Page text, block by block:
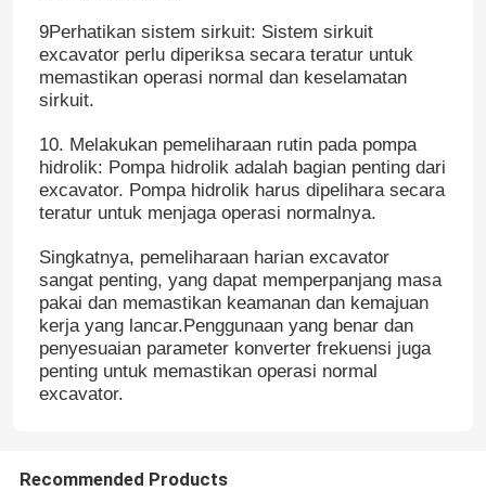
Produk
Video
9Perhatikan sistem sirkuit: Sistem sirkuit
excavator perlu diperiksa secara teratur untuk
memastikan operasi normal dan keselamatan
sirkuit.
10. Melakukan pemeliharaan rutin pada pompa
hidrolik: Pompa hidrolik adalah bagian penting dari
excavator. Pompa hidrolik harus dipelihara secara
teratur untuk menjaga operasi normalnya.
Singkatnya, pemeliharaan harian excavator
sangat penting, yang dapat memperpanjang masa
pakai dan memastikan keamanan dan kemajuan
kerja yang lancar.Penggunaan yang benar dan
penyesuaian parameter konverter frekuensi juga
penting untuk memastikan operasi normal
excavator.
Recommended Products